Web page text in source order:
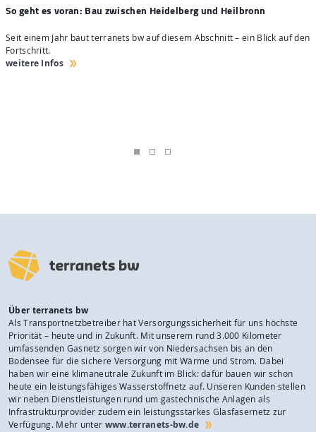
So geht es voran: Bau zwischen Heidelberg und Heilbronn
Seit einem Jahr baut terranets bw auf diesem Abschnitt – ein Blick auf den
Fortschritt.
weitere Infos
Über terranets bw
Als Transportnetzbetreiber hat Versorgungssicherheit für uns höchste
Priorität – heute und in Zukunft. Mit unserem rund 3.000 Kilometer
umfassenden Gasnetz sorgen wir von Niedersachsen bis an den
Bodensee für die sichere Versorgung mit Wärme und Strom. Dabei
haben wir eine klimaneutrale Zukunft im Blick: dafür bauen wir schon
heute ein leistungsfähiges Wasserstoffnetz auf. Unseren Kunden stellen
wir neben Dienstleistungen rund um gastechnische Anlagen als
Infrastrukturprovider zudem ein leistungsstarkes Glasfasernetz zur
Verfügung. Mehr unter www.terranets-bw.de